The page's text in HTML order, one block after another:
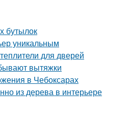
бутылок
уникальным
для дверей
вытяжки
в Чебоксарах
из дерева в интерьере